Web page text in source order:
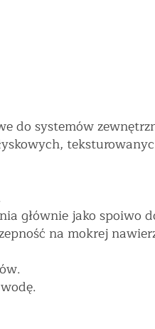
do systemów
głównie jako
na mokrej